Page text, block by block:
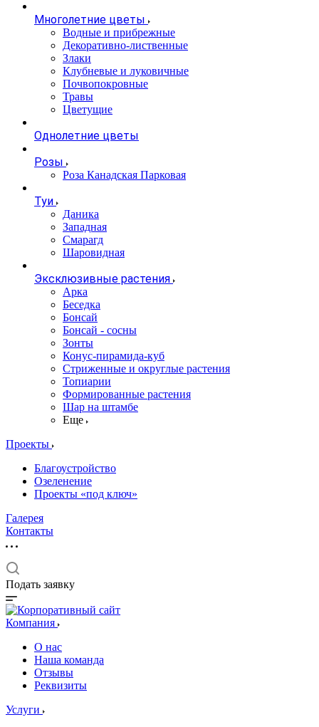
Многолетние цветы
Водные и прибрежные
Декоративно-лиственные
Злаки
Клубневые и луковичные
Почвопокровные
Травы
Цветущие
Однолетние цветы
Розы
Роза Канадская Парковая
Туи
Даника
Западная
Смарагд
Шаровидная
Эксклюзивные растения
Арка
Беседка
Бонсай
Бонсай - сосны
Зонты
Конус-пирамида-куб
Стриженные и округлые растения
Топиарии
Формированные растения
Шар на штамбе
Еще
Проекты
Благоустройство
Озеленение
Проекты «под ключ»
Галерея
Контакты
Подать заявку
Компания
О нас
Наша команда
Отзывы
Реквизиты
Услуги